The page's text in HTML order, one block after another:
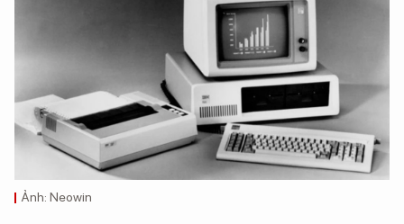
Ảnh: Neowin